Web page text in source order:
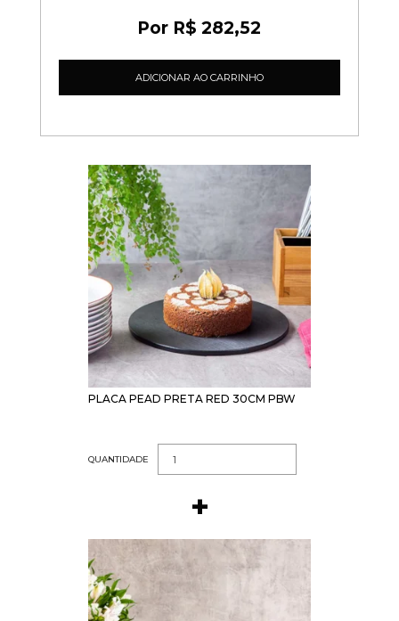
R$ 282,52
ADICIONAR AO CARRINHO
PLACA PEAD PRETA RED 30CM PBW
QUANTIDADE